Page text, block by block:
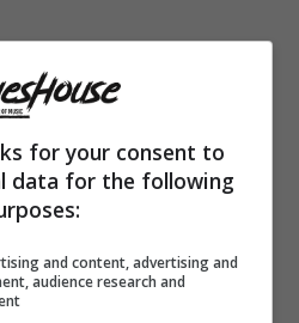
la
un famoso
Massimo
per via dei loro
for your consent to
data for the following
and content, advertising and
audience research and